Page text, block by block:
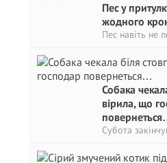
Пес у
жодного
Пес навіть не
Собака
вірила, що
Субота